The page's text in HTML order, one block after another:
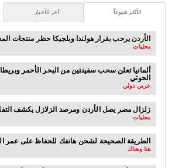
الأكثر شيوعاً آخر الأخبار
الأردن يرحب بقرار هولندا وبلجيكا حظر منتجات
محليات
ألمانيا تعلن سحب سفينتين من البحر الأحمر
الحوثي
عربي دولي
".. زلزال مصر يصل الأردن ومرصد الزلازل يكشف
محليات
الطريقة الصحيحة لشحن هاتفك للحفاظ على عمر
هنا وهناك